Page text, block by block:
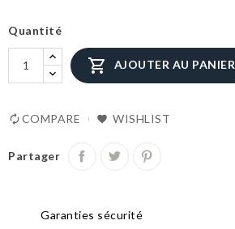
Quantité
 AJOUTER AU PANIER
COMPARE WISHLIST
Partager
Garanties sécurité